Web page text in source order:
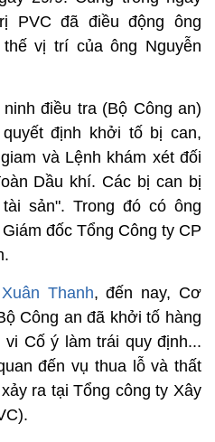
PVC đã điều động ông
vị trí của ông Nguyễn
điều tra (Bộ Công an)
định khởi tố bị can,
và Lệnh khám xét đối
Dầu khí. Các bị can bị
sản". Trong đó có ông
đốc Tổng Công ty CP
Thanh, đến nay, Cơ
Công an đã khởi tố hàng
Cố ý làm trái quy định...
đến vụ thua lỗ và thất
ra tại Tổng công ty Xây